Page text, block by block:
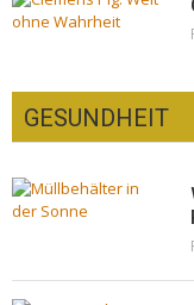
GESUNDHEIT